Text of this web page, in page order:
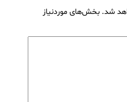
شد. بخش‌های موردنیاز